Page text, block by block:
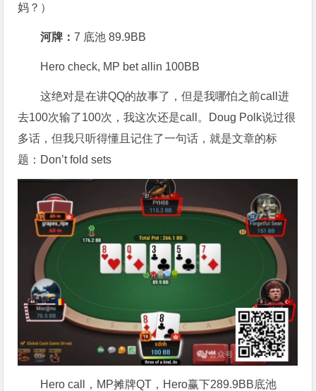
妈？）
河牌：7 底池 89.9BB
Hero check, MP bet allin 100BB
这绝对是在讲QQ的故事了，但是我哪怕之前call进
去100次输了100次，我这次还是call。Doug Polk说过很
多话，但我只听得懂且记住了一句话，就是文章的标
题：Don’t fold sets
Hero call，MP摊牌QT，Hero赢下289.9BB底池